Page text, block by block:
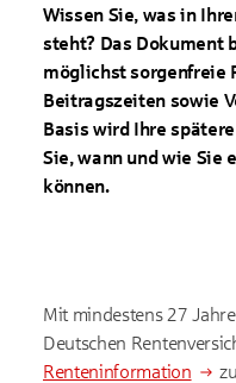
Wissen Sie, was in
steht? Das Dokument
möglichst sorgenfreie
Beitragszeiten sowie
Basis wird Ihre
Sie, wann und wie Sie
können.
Mit mindestens 27
Deutschen
Renteninformation